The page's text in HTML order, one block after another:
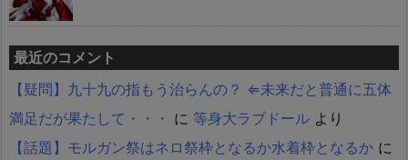
最近のコメント
【疑問】九十九の指もう治らんの？ ⇐未来だと普通に五体
満足だが果たして・・・ に 等身大ラブドール より
【話題】モルガン祭はネロ祭枠となるか水着枠となるか に